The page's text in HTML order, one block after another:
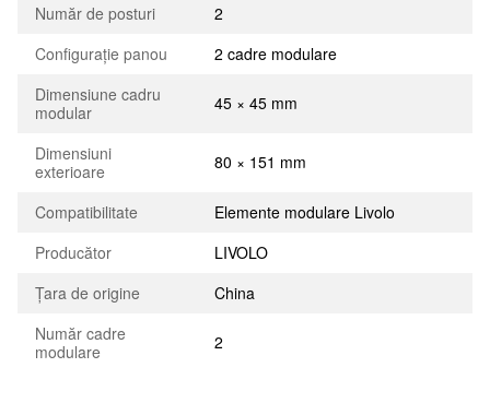
Număr de posturi
2
Configurație panou
2 cadre modulare
Dimensiune cadru
modular
45 × 45 mm
Dimensiuni
exterioare
80 × 151 mm
Compatibilitate
Elemente modulare Livolo
Producător
LIVOLO
Țara de origine
China
Număr cadre
modulare
2